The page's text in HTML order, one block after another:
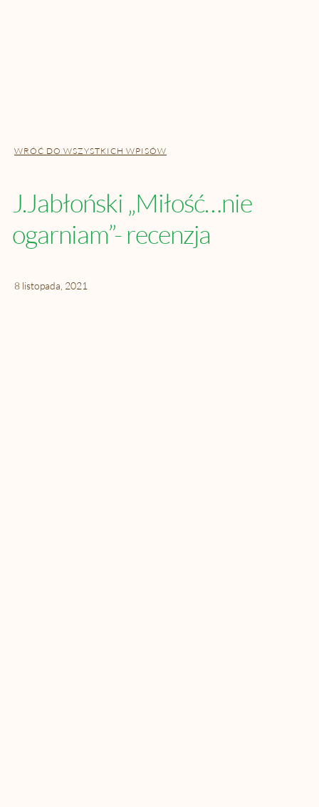
WRÓĆ DO WSZYSTKICH WPISÓW
J.Jabłoński „Miłość…nie
ogarniam”- recenzja
8 listopada, 2021